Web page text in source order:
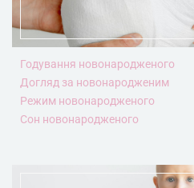
Годування новонародженого
Догляд за новонародженим
Режим новонародженого
Сон новонародженого